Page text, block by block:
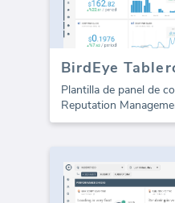
Plantilla de panel de
Reputation